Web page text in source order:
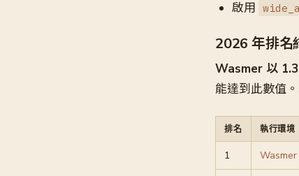
啟用
2026 年排名
Wasmer 以
能達到此數值
排名 執行環境
1 Wasmer